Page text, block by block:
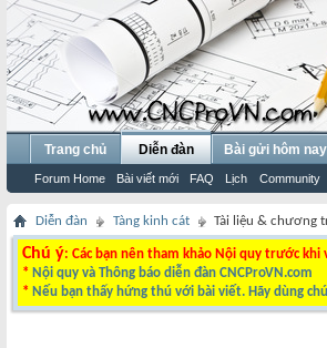
Trang chủ Diễn đàn
Forum Home Bài viết mới FAQ Lịch Community
Bài gửi hôm nay
Diễn đàn Tàng kinh cát Tài liệu & chương
Chú ý: Các bạn nên tham khảo Nội quy trước
* Nội quy và Thông báo diễn đàn CNCProVN.com
* Nếu bạn thấy hứng thú với bài viết. Hãy dùng